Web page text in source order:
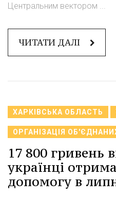
Центральним вектором ...
ЧИТАТИ ДАЛІ
ХАРКІВСЬКА ОБЛАСТЬ
ОРГАНІЗАЦІЯ
17 800 гривень
українці
допомогу в